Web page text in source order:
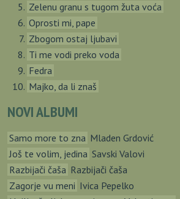
Zelenu granu s tugom žuta voća
Oprosti mi, pape
Zbogom ostaj ljubavi
Ti me vodi preko voda
Fedra
Majko, da li znaš
NOVI ALBUMI
Samo more to zna Mladen Grdović
Još te volim, jedina Savski Valovi
Razbijači čaša Razbijači čaša
Zagorje vu meni Ivica Pepelko